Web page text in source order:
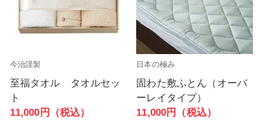
今治謹製
至福タオル タオルセッ
ト
11,000円（税込）
日本の極み
固わた敷ふとん（オーバ
ーレイタイプ）
11,000円（税込）